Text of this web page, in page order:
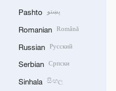
Pashto پښتو
Romanian Română
Russian Русский
Serbian Српски
Sinhala සිංහල